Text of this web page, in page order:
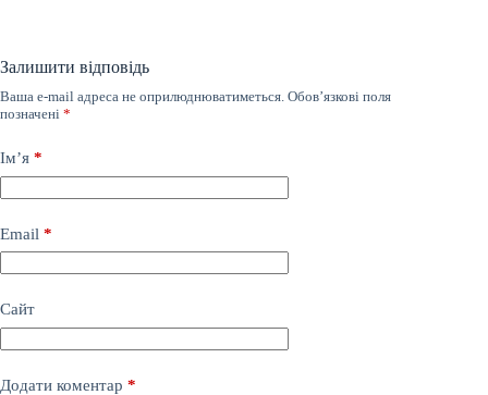
Залишити відповідь
Ваша e-mail адреса не оприлюднюватиметься. Обов’язкові поля
позначені *
Ім’я *
Email *
Сайт
Додати коментар *